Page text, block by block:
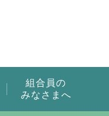
組合員の
みなさまへ